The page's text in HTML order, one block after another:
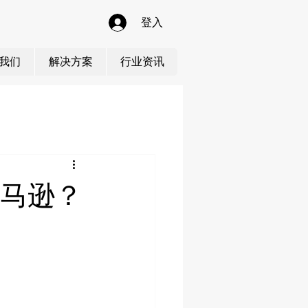
登入
们 解决方案 行业资讯
逊？